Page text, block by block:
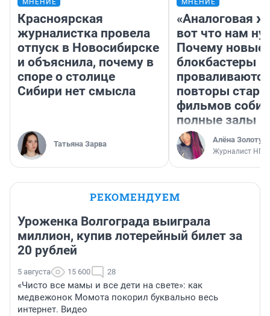
МНЕНИЕ
Красноярская
журналистка провела
отпуск в Новосибирске
и объяснила, почему в
споре о столице
Сибири нет смысла
Татьяна Зарва
МНЕНИЕ
«Аналоговая
вот что нам
Почему новые
блокбастеры
повторы
фильмов
полные залы
Алёна
Журналист НГС
РЕКОМЕНДУЕМ
Уроженка Волгограда выиграла
миллион, купив лотерейный билет за
20 рублей
5 августа 15 600 28
«Чисто все мамы и все дети на свете»: как
медвежонок Момота покорил буквально весь
интернет. Видео